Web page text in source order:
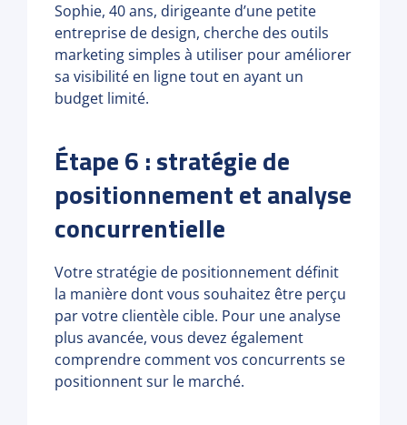
Sophie, 40 ans, dirigeante d’une petite
entreprise de design, cherche des outils
marketing simples à utiliser pour améliorer
sa visibilité en ligne tout en ayant un
budget limité.
Étape 6 : stratégie de
positionnement et analyse
concurrentielle
Votre stratégie de positionnement définit
la manière dont vous souhaitez être perçu
par votre clientèle cible. Pour une analyse
plus avancée, vous devez également
comprendre comment vos concurrents se
positionnent sur le marché.